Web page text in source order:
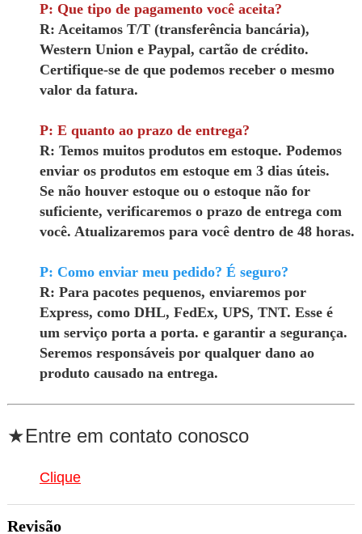
P: Que tipo de pagamento você aceita?
R: Aceitamos T/T (transferência bancária),
Western Union e Paypal, cartão de crédito.
Certifique-se de que podemos receber o mesmo
valor da fatura.
P: E quanto ao prazo de entrega?
R: Temos muitos produtos em estoque. Podemos
enviar os produtos em estoque em 3 dias úteis.
Se não houver estoque ou o estoque não for
suficiente, verificaremos o prazo de entrega com
você. Atualizaremos para você dentro de 48 horas.
P: Como enviar meu pedido? É seguro?
R: Para pacotes pequenos, enviaremos por
Express, como DHL, FedEx, UPS, TNT. Esse é
um serviço porta a porta. e garantir a segurança.
Seremos responsáveis por qualquer dano ao
produto causado na entrega.
★Entre em contato conosco
Clique
Revisão